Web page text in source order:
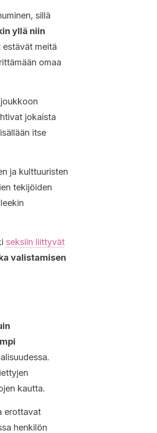
sillä
yllä niin
meitä
omaa
jokaista
itse
ja kulttuuristen
tekijöiden
seksiin liittyvät
valistamisen
kautta.
erottavat
henkilön